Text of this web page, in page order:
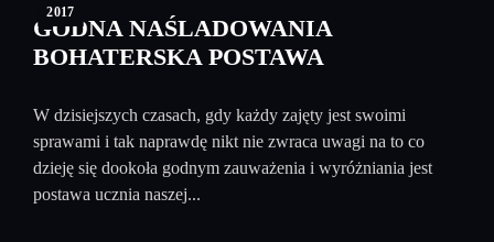
2017
GODNA NAŚLADOWANIA
BOHATERSKA POSTAWA
W dzisiejszych czasach, gdy każdy zajęty jest swoimi
sprawami i tak naprawdę nikt nie zwraca uwagi na to co
dzieję się dookoła godnym zauważenia i wyróżniania jest
postawa ucznia naszej...